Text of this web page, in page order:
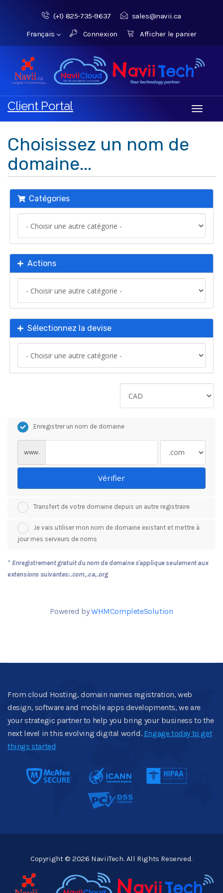
(+1) 825-735‑9637‬
sales@navii.ca
Français
Connexion Afficher le panier
Client Portal
Toggle
Choisissez un nom de
domaine...
Catégories
Actions
Sélectionnez la devise
Enregistrer un nom de domaine
www.
Vérifier
Transfert de votre domaine depuis un autre registraire
Je vais utiliser mon nom de domaine existant et mettre à
jour mes serveurs de noms
* Enregistrement gratuit du nom de domaine s'applique seulement aux
extensions suivantes: .com, .ca, .org
Powered byWHMCompleteSolution
From cloud Hosting, domain names registration, web
design, software and mobile apps developments, we are
your strategic partner to help you bring your business to the
next level in this evolving digital world. Engage today to get
things started
Copyright © 2026 NaviiTech. All Rights Reserved.